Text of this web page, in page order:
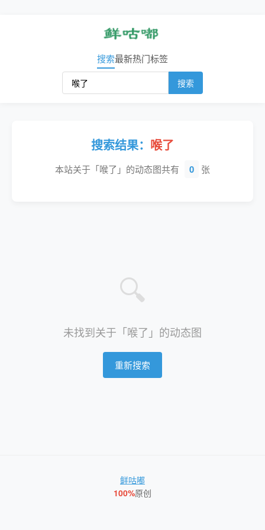
搜索最新热门标签
搜索
搜索结果： 喉了
本站关于「喉了」的动态图共有 0 张
🔍
未找到关于「喉了」的动态图
重新搜索
鲜咕嘟
100%原创